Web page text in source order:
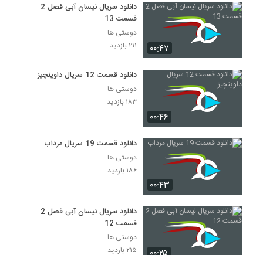
۰۰:۴۷
دانلود سریال نیسان آبی فصل 2
قسمت 13
دوستی ها
۲۱۱ بازدید
۰۰:۴۶
دانلود قسمت 12 سریال داوینچیز
دوستی ها
۱۸۳ بازدید
۰۰:۴۳
دانلود قسمت 19 سریال مرداب
دوستی ها
۱۸۶ بازدید
دانلود سریال نیسان آبی فصل 2
قسمت 12
دوستی ها
۲۱۵ بازدید